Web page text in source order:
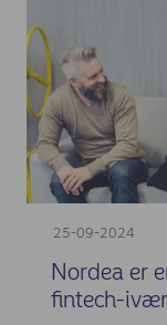
25-09-2024
Nordea er
fintech-